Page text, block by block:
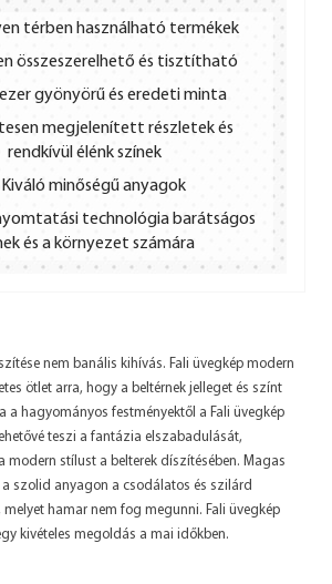
térben használható termékek
összeszerelhető és tisztítható
gyönyörű és eredeti minta
megjelenített részletek és
rendkívül élénk színek
minőségű anyagok
technológia barátságos
és a környezet számára
nem banális kihívás. Fali üvegkép modern
ötlet arra, hogy a beltérnek jelleget és színt
a hagyományos festményektől a Fali üvegkép
teszi a fantázia elszabadulását,
modern stílust a belterek díszítésében. Magas
szolid anyagon a csodálatos és szilárd
hamar nem fog megunni. Fali üvegkép
kivételes megoldás a mai időkben.